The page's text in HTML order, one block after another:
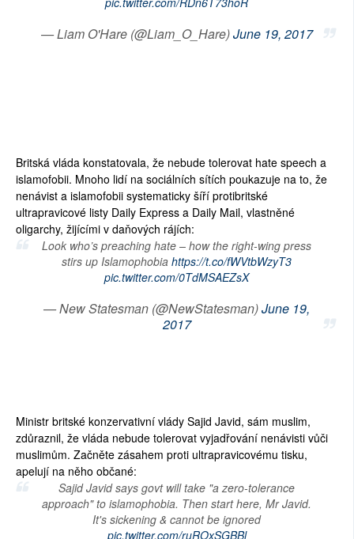
— Liam O'Hare (@Liam_O_Hare)June 19, 2017
Britská vláda konstatovala, že nebude tolerovat hate speech a
islamofobii. Mnoho lidí na sociálních sítích poukazuje na to, že
nenávist a islamofobii systematicky šíří protibritské
ultrapravicové listy Daily Express a Daily Mail, vlastněné
oligarchy, žijícími v daňových rájích:
Look who’s preaching hate – how the right-wing press
stirs up Islamophobia https://t.co/fWVtbWzyT3
pic.twitter.com/0TdMSAEZsX
— New Statesman (@NewStatesman)June 19,
2017
Ministr britské konzervativní vlády Sajid Javid, sám muslim,
zdůraznil, že vláda nebude tolerovat vyjadřování nenávisti vůči
muslimům. Začněte zásahem proti ultrapravicovému tisku,
apelují na něho občané:
Sajid Javid says govt will take "a zero-tolerance
approach" to islamophobia. Then start here, Mr Javid.
It's sickening & cannot be ignored
pic.twitter.com/ruROxSGBBl